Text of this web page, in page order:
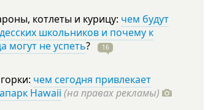
котлеты и курицу: чем будут
школьников и почему к
могут не успеть? 16
чем сегодня привлекает
Hawaii (на правах рекламы)